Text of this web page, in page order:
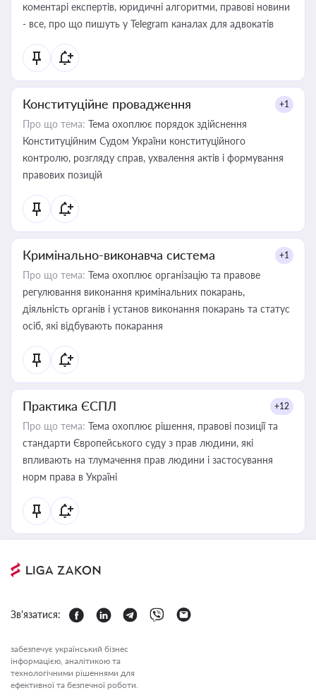
коментарі експертів, юридичні алгоритми, правові новини
- все, про що пишуть у Telegram каналах для адвокатів
Конституційне провадження +1
Про що тема: Тема охоплює порядок здійснення
Конституційним Судом України конституційного
контролю, розгляду справ, ухвалення актів і формування
правових позицій
Кримінально-виконавча система +1
Про що тема: Тема охоплює організацію та правове
регулювання виконання кримінальних покарань,
діяльність органів і установ виконання покарань та статус
осіб, які відбувають покарання
Практика ЄСПЛ +12
Про що тема: Тема охоплює рішення, правові позиції та
стандарти Європейського суду з прав людини, які
впливають на тлумачення прав людини і застосування
норм права в Україні
Зв'язатися:
забезпечує український бізнес
інформацією, аналітикою та
технологічними рішеннями для
ефективної та безпечної роботи.